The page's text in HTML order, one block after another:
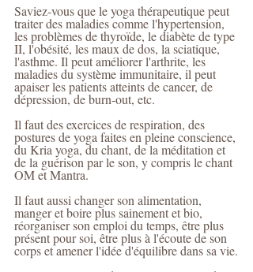
Saviez-vous que le yoga thérapeutique peut
traiter des maladies comme l'hypertension,
les problèmes de thyroïde, le diabète de type
II, l'obésité, les maux de dos, la sciatique,
l'asthme. Il peut améliorer l'arthrite, les
maladies du système immunitaire, il peut
apaiser les patients atteints de cancer, de
dépression, de burn-out, etc.
Il faut des exercices de respiration, des
postures de yoga faites en pleine conscience,
du Kria yoga, du chant, de la méditation et
de la guérison par le son, y compris le chant
OM et Mantra.
Il faut aussi changer son alimentation,
manger et boire plus sainement et bio,
réorganiser son emploi du temps, être plus
présent pour soi, être plus à l'écoute de son
corps et amener l'idée d'équilibre dans sa vie.